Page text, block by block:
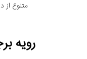
متنوع
رویه